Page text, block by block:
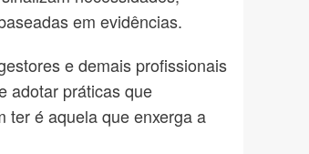
em evidências.
e demais profissionais
adotar práticas que
ter é aquela que enxerga a